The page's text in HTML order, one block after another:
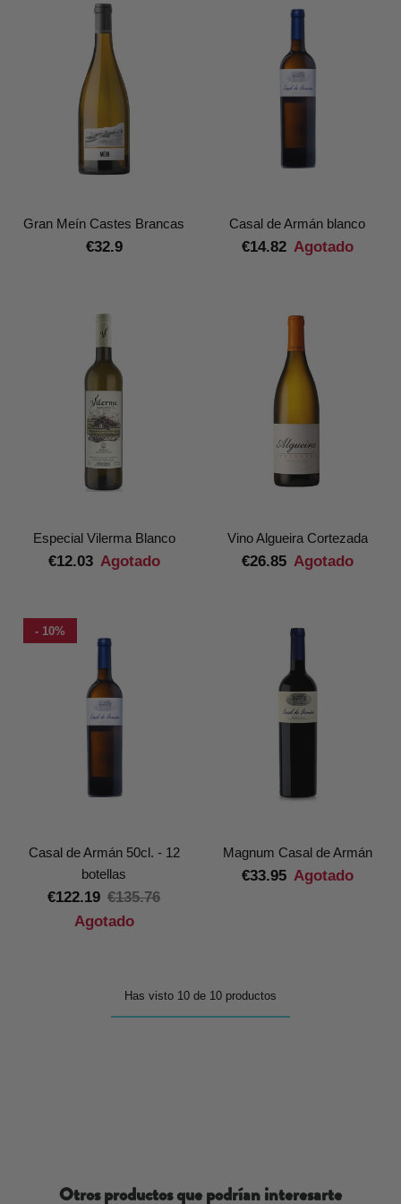
presentación especial, ya sea para festejos o reuniones,
ideales para quienes adoran los vinos con
gran potencial de guarda.
Gran Meín Castes Brancas
€32.9
Casal de Armán blanco
€14.82 Agotado
Especial Vilerma Blanco
€12.03 Agotado
Vino Algueira Cortezada
€26.85 Agotado
- 10%
Casal de Armán 50cl. - 12
botellas
€122.19 €135.76
Agotado
Magnum Casal de Armán
€33.95 Agotado
Has visto 10 de 10 productos
Otros productos que podrían interesarte